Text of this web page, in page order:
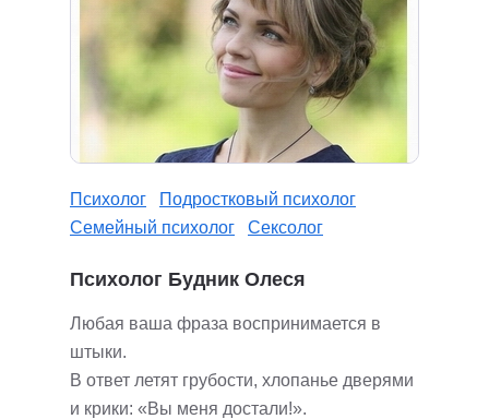
Психолог
Подростковый психолог
Семейный психолог
Сексолог
Психолог Будник Олеся
Любая ваша фраза воспринимается в
штыки.
В ответ летят грубости, хлопанье дверями
и крики: «Вы меня достали!».